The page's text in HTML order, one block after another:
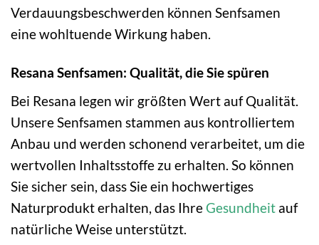
Verdauungsbeschwerden können Senfsamen
eine wohltuende Wirkung haben.
Resana Senfsamen: Qualität, die Sie spüren
Bei Resana legen wir größten Wert auf Qualität.
Unsere Senfsamen stammen aus kontrolliertem
Anbau und werden schonend verarbeitet, um die
wertvollen Inhaltsstoffe zu erhalten. So können
Sie sicher sein, dass Sie ein hochwertiges
Naturprodukt erhalten, das Ihre Gesundheit auf
natürliche Weise unterstützt.